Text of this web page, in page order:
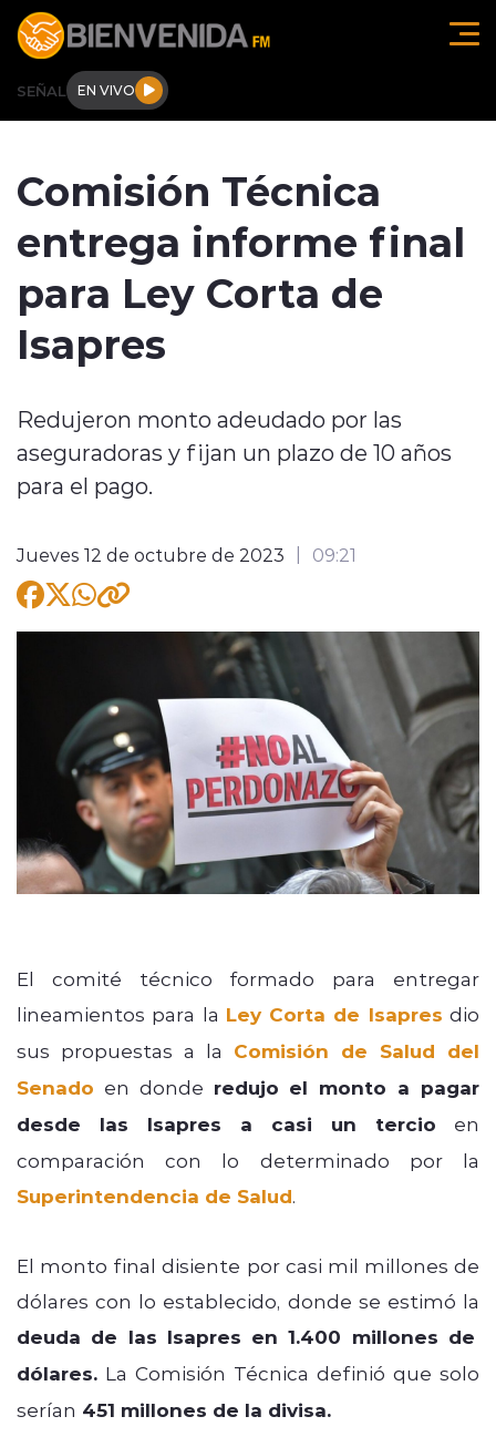
Click acá para ir directamente al contenido
SEÑAL EN VIVO
Regionales
Tendencias
Deportes
Entrevistas
modo claro
Comisión Técnica
entrega informe final
para Ley Corta de
Isapres
Redujeron monto adeudado por las
aseguradoras y fijan un plazo de 10 años
para el pago.
Jueves 12 de octubre de 2023 09:21
El comité técnico formado para entregar
lineamientos para la Ley Corta de Isapres dio
sus propuestas a la Comisión de Salud del
Senado en donde redujo el monto a pagar
desde las Isapres a casi un tercio en
comparación con lo determinado por la
Superintendencia de Salud.
El monto final disiente por casi mil millones de
dólares con lo establecido, donde se estimó la
deuda de las Isapres en 1.400 millones de
dólares. La Comisión Técnica definió que solo
serían 451 millones de la divisa.